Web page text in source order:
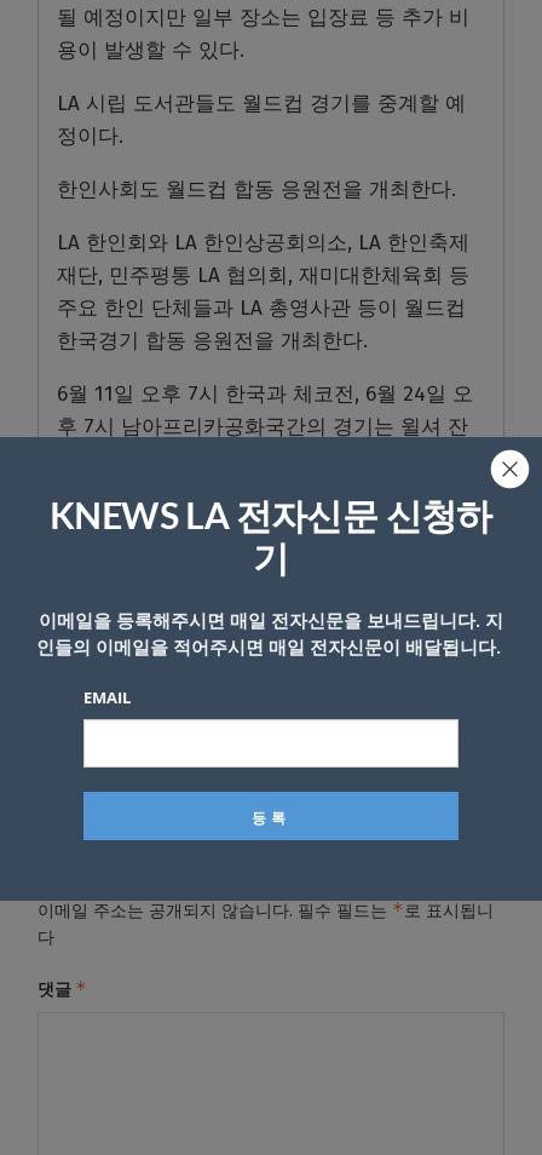
될 예정이지만 일부 장소는 입장료 등 추가 비
용이 발생할 수 있다.
LA 시립 도서관들도 월드컵 경기를 중계할 예
정이다.
한인사회도 월드컵 합동 응원전을 개최한다.
LA 한인회와 LA 한인상공회의소, LA 한인축제
재단, 민주평통 LA 협의회, 재미대한체육회 등
주요 한인 단체들과 LA 총영사관 등이 월드컵
한국경기 합동 응원전을 개최한다.
6월 11일 오후 7시 한국과 체코전, 6월 24일 오
후 7시 남아프리카공화국간의 경기는 윌셔 잔
예정이다.
- Copyright © KNEWSLA.COM, 무단 전재 및 재배포 금지
이메일 주소는 공개되지 않습니다. 필수 필드는 *로 표시됩니
다
댓글 *
KNEWS LA 전자신문 신청하
기
이메일을 등록해주시면 매일 전자신문을 보내드립니다. 지
인들의 이메일을 적어주시면 매일 전자신문이 배달됩니다.
EMAIL